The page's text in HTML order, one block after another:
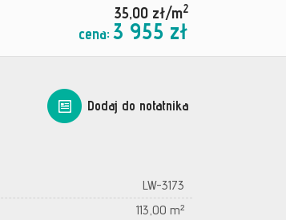
35,00 zł/m2
cena: 3 955 zł
Dodaj do notatnika
LW-3173
113,00 m²